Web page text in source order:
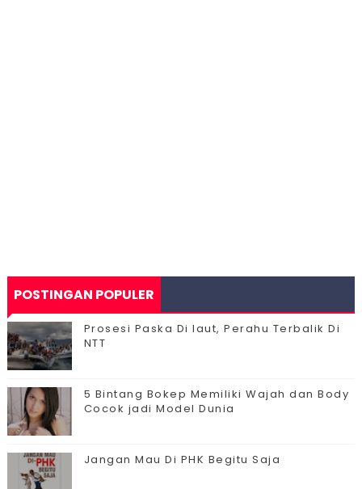
POSTINGAN POPULER
Prosesi Paska Di laut, Perahu Terbalik Di
NTT
5 Bintang Bokep Memiliki Wajah dan Body
Cocok jadi Model Dunia
Jangan Mau Di PHK Begitu Saja